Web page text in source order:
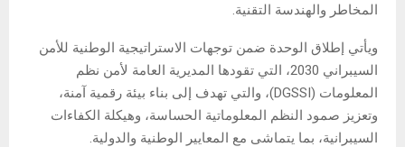
المخاطر والهندسة التقنية.
ويأتي إطلاق الوحدة ضمن توجهات الاستراتيجية الوطنية للأمن
السيبراني 2030، التي تقودها المديرية العامة لأمن نظم
المعلومات (DGSSI)، والتي تهدف إلى بناء بيئة رقمية آمنة،
وتعزيز صمود النظم المعلوماتية الحساسة، وهيكلة الكفاءات
السيبرانية، بما يتماشى مع المعايير الوطنية والدولية.